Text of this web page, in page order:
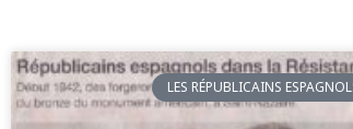
LES RÉPUBLICAINS